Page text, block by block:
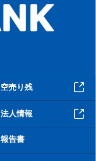
空売り残
法人情報
報告書